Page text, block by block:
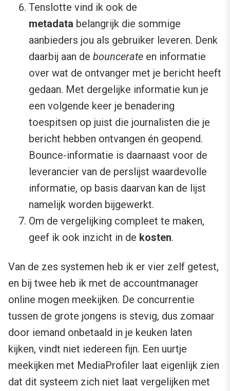
Tenslotte vind ik ook de
metadata belangrijk die sommige
aanbieders jou als gebruiker leveren. Denk
daarbij aan de bouncerate en informatie
over wat de ontvanger met je bericht heeft
gedaan. Met dergelijke informatie kun je
een volgende keer je benadering
toespitsen op juist die journalisten die je
bericht hebben ontvangen én geopend.
Bounce-informatie is daarnaast voor de
leverancier van de perslijst waardevolle
informatie, op basis daarvan kan de lijst
namelijk worden bijgewerkt.
Om de vergelijking compleet te maken,
geef ik ook inzicht in de kosten.
Van de zes systemen heb ik er vier zelf getest,
en bij twee heb ik met de accountmanager
online mogen meekijken. De concurrentie
tussen de grote jongens is stevig, dus zomaar
door iemand onbetaald in je keuken laten
kijken, vindt niet iedereen fijn. Een uurtje
meekijken met MediaProfiler laat eigenlijk zien
dat dit systeem zich niet laat vergelijken met